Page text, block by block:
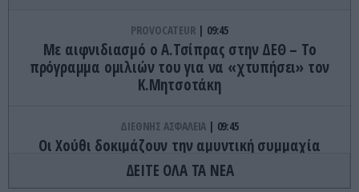
PROVOCATEUR 09:45
Με αιφνιδιασμό ο Α.Τσίπρας στην ΔΕΘ – Το
πρόγραμμα ομιλιών του για να «χτυπήσει» τον
Κ.Μητσοτάκη
ΔΙΕΘΝΗΣ ΑΣΦΑΛΕΙΑ 09:45
Οι Χούθι δοκιμάζουν την αμυντική συμμαχία
Τουρκίας-Σ.Αραβίας – Το παράδοξο των
ελληνικών Patriot στην περιοχή
ΔΕΙΤΕ ΟΛΑ ΤΑ ΝΕΑ